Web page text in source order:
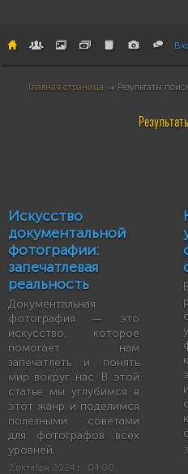
Главная страница → Результаты
Искусство
документальной
фотографии:
запечатлевая
реальность
Документальная
фотография — это
искусство, которое
помогает нам
запечатлеть и понять
мир вокруг нас. В этой
статье мы углубимся в
этот жанр и поделимся
полезными советами
для фотографов всех
уровней.
2 октября 2024 г., 04:00